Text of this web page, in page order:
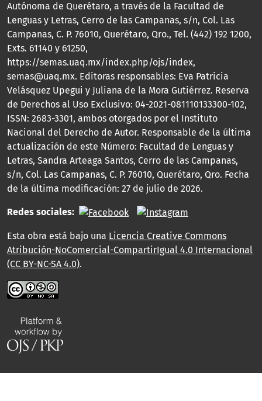
Autónoma de Querétaro, a través de la Facultad de
Lenguas y Letras, Cerro de las Campanas, s/n, Col. Las
Campanas, C. P. 76010, Querétaro, Qro., Tel. (442) 192 1200,
Exts. 61140 y 61250,
https://semas.uaq.mx/index.php/ojs/index,
semas@uaq.mx. Editoras responsables: Eva Patricia
Velásquez Upegui y Juliana de la Mora Gutiérrez. Reserva
de Derechos al Uso Exclusivo: 04-2021-081110133300-102,
ISSN: 2683-3301, ambos otorgados por el Instituto
Nacional del Derecho de Autor. Responsable de la última
actualización de este Número: Facultad de Lenguas y
Letras, Sandra Arteaga Santos, Cerro de las Campanas,
s/n, Col. Las Campanas, C. P. 76010, Querétaro, Qro. Fecha
de la última modificación: 27 de julio de 2026.
Redes sociales:
Esta obra está bajo una Licencia Creative Commons
Atribución-NoComercial-CompartirIgual 4.0 Internacional
(CC BY-NC-SA 4.0).